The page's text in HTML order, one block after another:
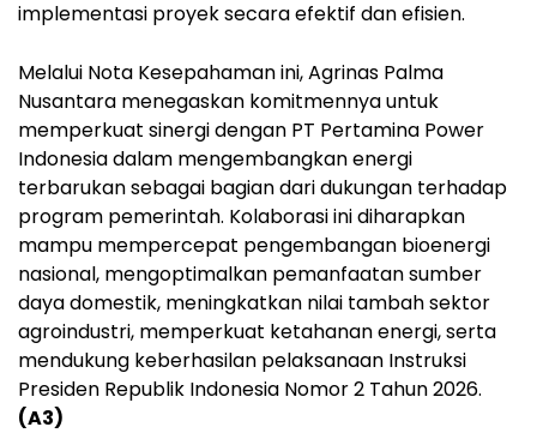
implementasi proyek secara efektif dan efisien.
Melalui Nota Kesepahaman ini, Agrinas Palma
Nusantara menegaskan komitmennya untuk
memperkuat sinergi dengan PT Pertamina Power
Indonesia dalam mengembangkan energi
terbarukan sebagai bagian dari dukungan terhadap
program pemerintah. Kolaborasi ini diharapkan
mampu mempercepat pengembangan bioenergi
nasional, mengoptimalkan pemanfaatan sumber
daya domestik, meningkatkan nilai tambah sektor
agroindustri, memperkuat ketahanan energi, serta
mendukung keberhasilan pelaksanaan Instruksi
Presiden Republik Indonesia Nomor 2 Tahun 2026.
(A3)